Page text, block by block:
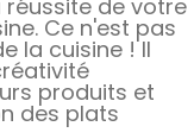
de votre
Ce n'est pas
la cuisine ! Il
produits et
des plats